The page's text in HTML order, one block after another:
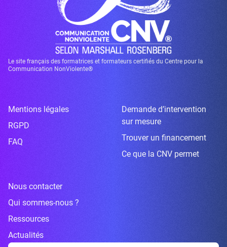
Le site français des formatrices et formateurs certifiés du Centre pour la
Communication NonViolente®
Mentions légales
RGPD
FAQ
Demande d’intervention
sur mesure
Trouver un financement
Ce que la CNV permet
Nous contacter
Qui sommes-nous ?
Ressources
Actualités